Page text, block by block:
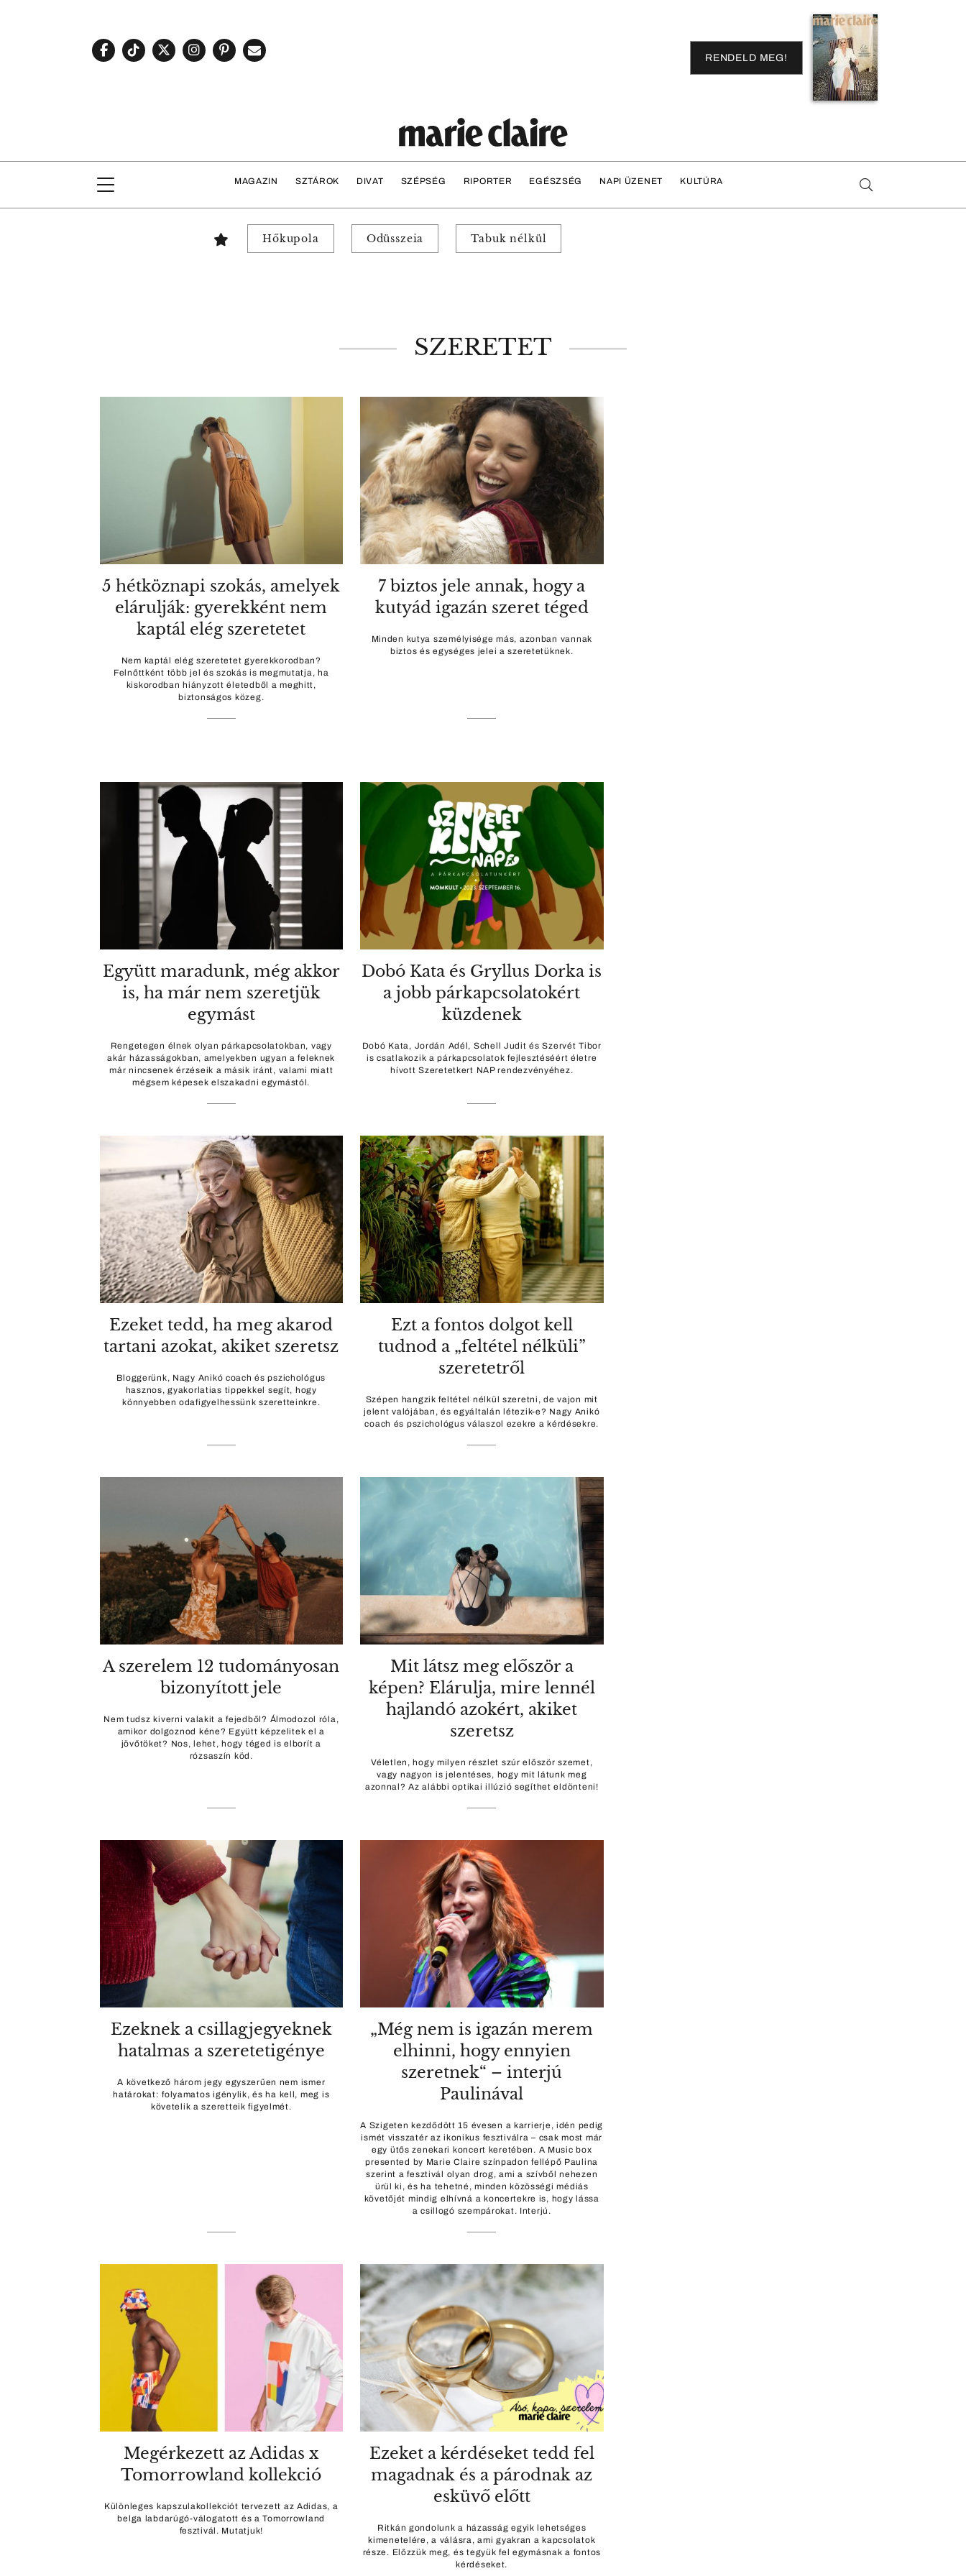
RENDELD MEG!
MAGAZIN SZTÁROK DIVAT SZÉPSÉG RIPORTER EGÉSZSÉG NAPI ÜZENET KULTÚRA
Hőkupola Odüsszeia Tabuk nélkül
SZERETET
5 hétköznapi szokás, amelyek
elárulják: gyerekként nem
kaptál elég szeretetet
Nem kaptál elég szeretetet gyerekkorodban?
Felnőttként több jel és szokás is megmutatja, ha
kiskorodban hiányzott életedből a meghitt,
biztonságos közeg.
7 biztos jele annak, hogy a
kutyád igazán szeret téged
Minden kutya személyisége más, azonban vannak
biztos és egységes jelei a szeretetüknek.
Együtt maradunk, még akkor
is, ha már nem szeretjük
egymást
Rengetegen élnek olyan párkapcsolatokban, vagy
akár házasságokban, amelyekben ugyan a feleknek
már nincsenek érzéseik a másik iránt, valami miatt
mégsem képesek elszakadni egymástól.
Dobó Kata és Gryllus Dorka is
a jobb párkapcsolatokért
küzdenek
Dobó Kata, Jordán Adél, Schell Judit és Szervét Tibor
is csatlakozik a párkapcsolatok fejlesztéséért életre
hívott Szeretetkert NAP rendezvényéhez.
Ezeket tedd, ha meg akarod
tartani azokat, akiket szeretsz
Bloggerünk, Nagy Anikó coach és pszichológus
hasznos, gyakorlatias tippekkel segít, hogy
könnyebben odafigyelhessünk szeretteinkre.
Ezt a fontos dolgot kell
tudnod a „feltétel nélküli”
szeretetről
Szépen hangzik feltétel nélkül szeretni, de vajon mit
jelent valójában, és egyáltalán létezik-e? Nagy Anikó
coach és pszichológus válaszol ezekre a kérdésekre.
A szerelem 12 tudományosan
bizonyított jele
Nem tudsz kiverni valakit a fejedből? Álmodozol róla,
amikor dolgoznod kéne? Együtt képzelitek el a
jövőtöket? Nos, lehet, hogy téged is elborít a
rózsaszín köd.
Mit látsz meg először a
képen? Elárulja, mire lennél
hajlandó azokért, akiket
szeretsz
Véletlen, hogy milyen részlet szúr először szemet,
vagy nagyon is jelentéses, hogy mit látunk meg
azonnal? Az alábbi optikai illúzió segíthet eldönteni!
Ezeknek a csillagjegyeknek
hatalmas a szeretetigénye
A következő három jegy egyszerűen nem ismer
határokat: folyamatos igénylik, és ha kell, meg is
követelik a szeretteik figyelmét.
„Még nem is igazán merem
elhinni, hogy ennyien
szeretnek“ – interjú
Paulinával
A Szigeten kezdődött 15 évesen a karrierje, idén pedig
ismét visszatér az ikonikus fesztiválra – csak most már
egy ütős zenekari koncert keretében. A Music box
presented by Marie Claire színpadon fellépő Paulina
szerint a fesztivál olyan drog, ami a szívből nehezen
ürül ki, és ha tehetné, minden közösségi médiás
követőjét mindig elhívná a koncertekre is, hogy lássa
a csillogó szempárokat. Interjú.
Megérkezett az Adidas x
Tomorrowland kollekció
Különleges kapszulakollekciót tervezett az Adidas, a
belga labdarúgó-válogatott és a Tomorrowland
fesztivál. Mutatjuk!
Ezeket a kérdéseket tedd fel
magadnak és a párodnak az
esküvő előtt
Ritkán gondolunk a házasság egyik lehetséges
kimenetelére, a válásra, ami gyakran a kapcsolatok
része. Előzzük meg, és tegyük fel egymásnak a fontos
kérdéseket.